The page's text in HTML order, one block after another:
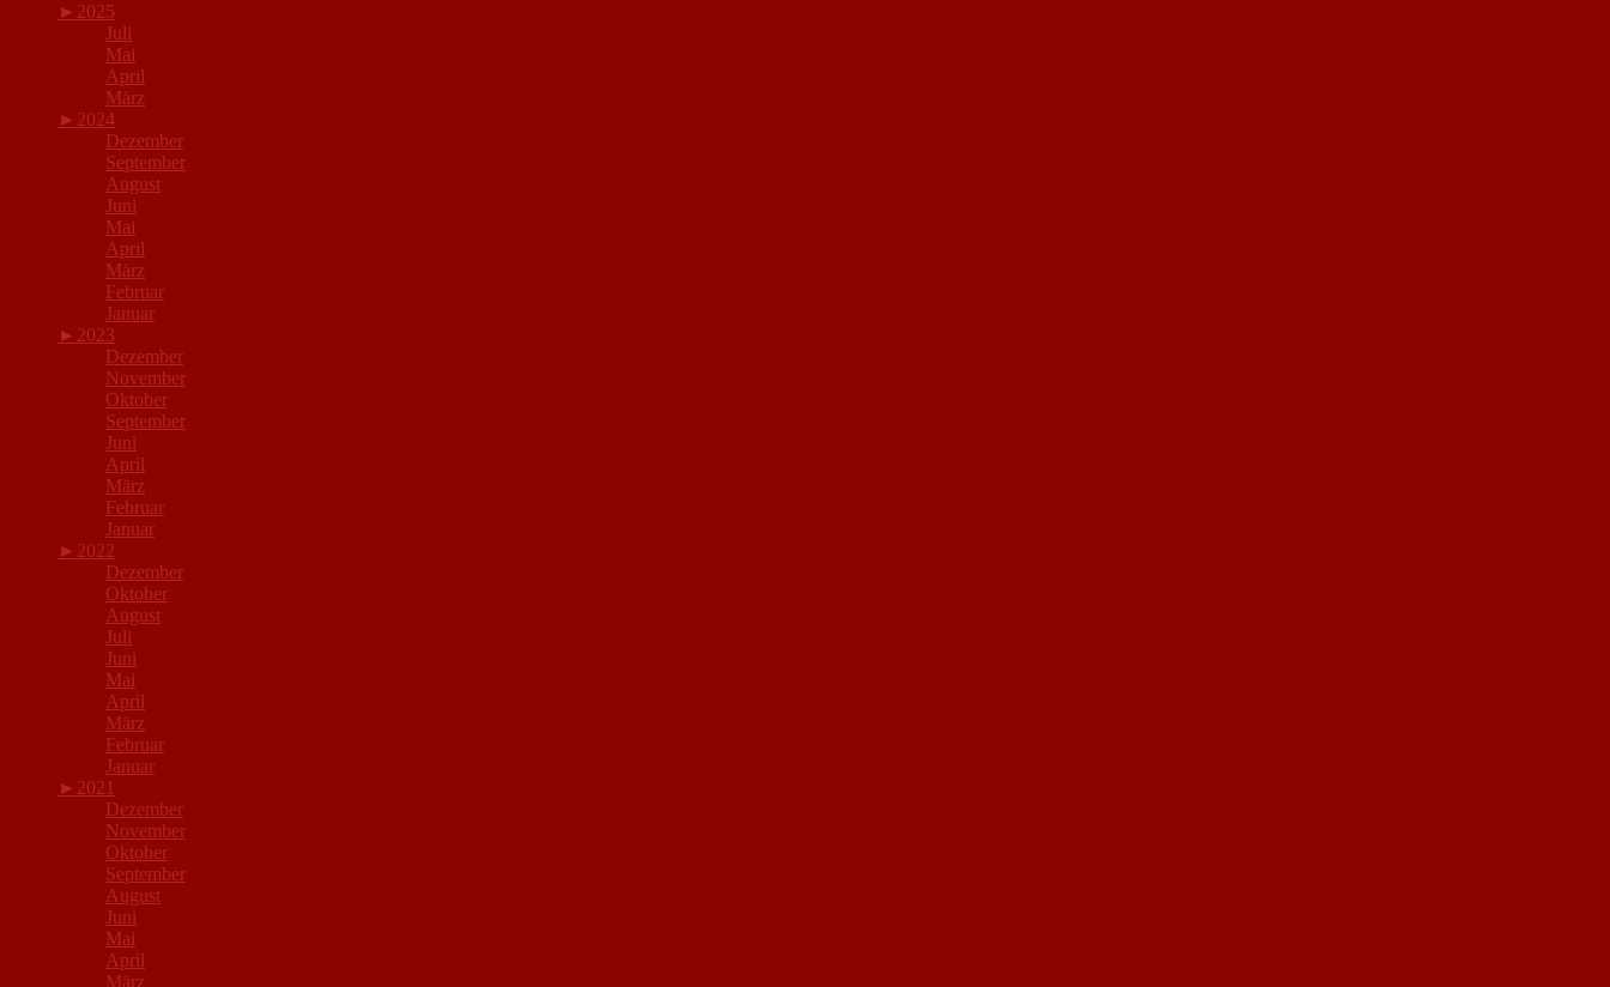
► 2025
Juli
Mai
April
März
► 2024
Dezember
September
August
Juni
Mai
April
März
Februar
Januar
► 2023
Dezember
November
Oktober
September
Juni
April
März
Februar
Januar
► 2022
Dezember
Oktober
August
Juli
Juni
Mai
April
März
Februar
Januar
► 2021
Dezember
November
Oktober
September
August
Juni
Mai
April
März